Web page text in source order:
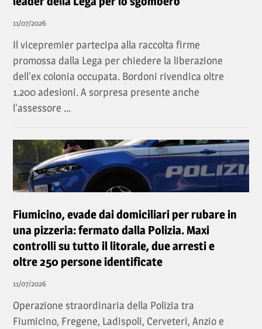
11/07/2026
Il vicepremier partecipa alla raccolta firme
promossa dalla Lega per chiedere la liberazione
dell'ex colonia occupata. Bordoni rivendica oltre
1.200 adesioni. A sorpresa presente anche
l'assessore ...
Fiumicino, evade dai domiciliari per rubare in
una pizzeria: fermato dalla Polizia. Maxi
controlli su tutto il litorale, due arresti e
oltre 250 persone identificate
11/07/2026
Operazione straordinaria della Polizia tra
Fiumicino, Fregene, Ladispoli, Cerveteri, Anzio e